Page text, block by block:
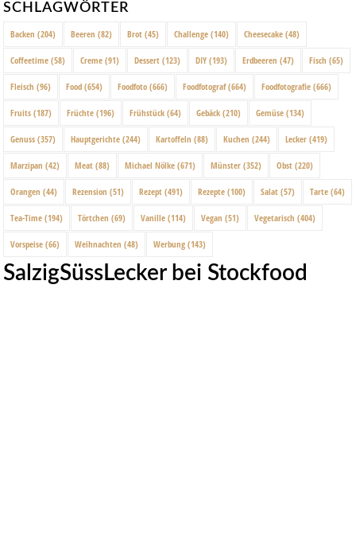
SCHLAGWÖRTER
Backen (204) Beeren (82) Brot (45) Challenge (140) Cheesecake (48)
Coffeetime (58) Creme (91) Dessert (123) DIY (193) Erdbeeren (47) Fisch (65)
Fleisch (96) Food (654) Foodfoto (666) Foodfotograf(664) Foodfotografie (666)
Fruits (187) Früchte (196) Frühstück (64) Gebäck (210) Gemüse (134)
Genuss (357) Hauptgerichte (244) Kartoffeln (88) Kuchen (244) Lecker (419)
Marzipan (42) Meat (88) Michael Nölke (671) Münster (352) Obst (220)
Orangen (44) Rezension (51) Rezept (491) Rezepte (100) Salat (57) Tarte (64)
Tea-Time (194) Törtchen (69) Vanille (114) Vegan (51) Vegetarisch (404)
Vorspeise (66) Weihnachten (48) Werbung (143)
SalzigSüssLecker bei Stockfood